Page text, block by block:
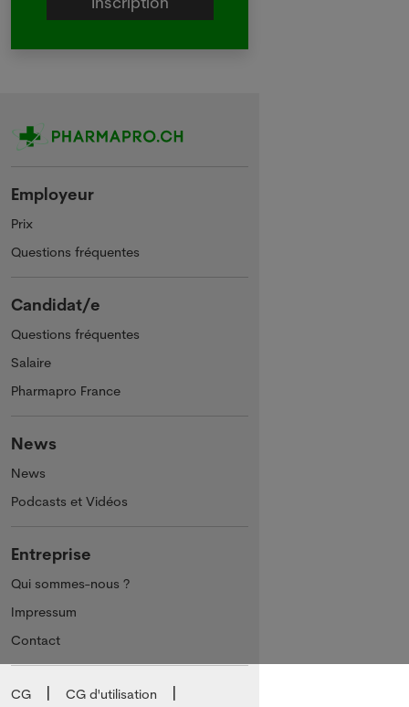
Employeur
Prix
Questions fréquentes
Candidat/e
Questions fréquentes
Salaire
Pharmapro France
News
News
Podcasts et Vidéos
Entreprise
Qui sommes-nous ?
Impressum
Contact
CG
CG d'utilisation